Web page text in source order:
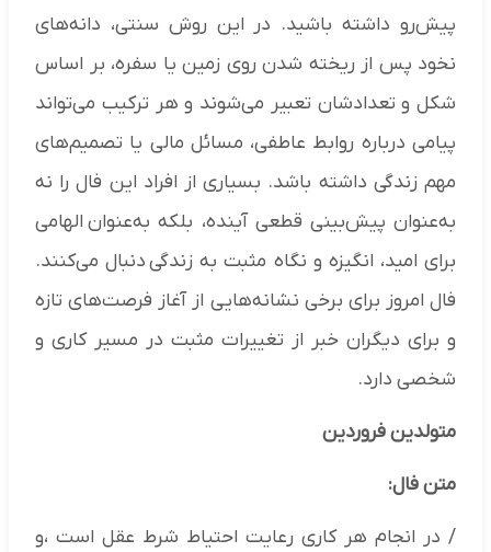
پیش‌رو داشته باشید. در این روش سنتی، دانه‌های
نخود پس از ریخته شدن روی زمین یا سفره، بر اساس
شکل و تعدادشان تعبیر می‌شوند و هر ترکیب می‌تواند
پیامی درباره روابط عاطفی، مسائل مالی یا تصمیم‌های
مهم زندگی داشته باشد. بسیاری از افراد این فال را نه
به‌عنوان پیش‌بینی قطعی آینده، بلکه به‌عنوان الهامی
برای امید، انگیزه و نگاه مثبت به زندگی دنبال می‌کنند.
فال امروز برای برخی نشانه‌هایی از آغاز فرصت‌های تازه
و برای دیگران خبر از تغییرات مثبت در مسیر کاری و
شخصی دارد.
متولدین فروردین
متن فال:
/ در انجام هر کاری رعایت احتیاط شرط عقل است ،و